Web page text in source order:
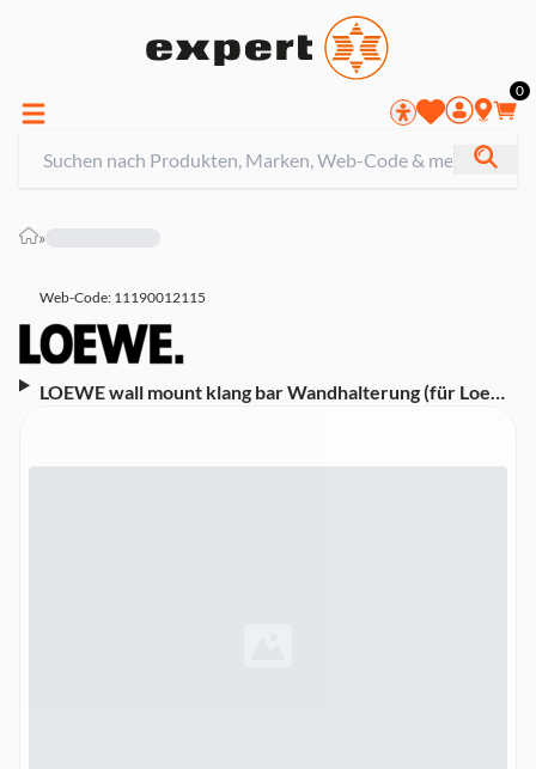
0
»
Web-Code: 11190012115
LOEWE wall mount klang bar Wandhalterung (für Loewe